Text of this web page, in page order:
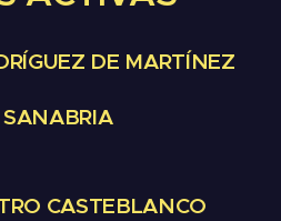
DE MARTÍNEZ
CASTEBLANCO